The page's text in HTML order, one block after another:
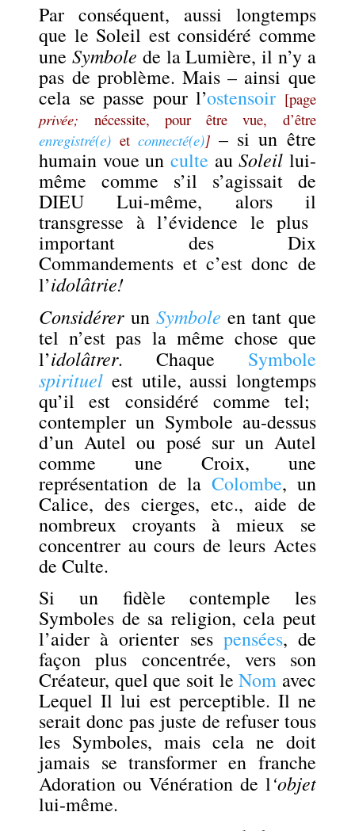
Par conséquent, aussi longtemps
que le Soleil est considéré comme
uneSymbole de la Lumière, il n’y a
pas de problème. Mais – ainsi que
cela se passe pour l’ostensoir [page
privée; nécessite, pour être vue, d’être
enregistré(e) et connecté(e)]– si un être
humain voue un culte auSoleil lui-
même comme s’il s’agissait de
DIEU Lui-même, alors il
transgresse à l’évidence le plus
important des Dix
Commandements et c’est donc de
l’idolâtrie!
Considérerun Symbole en tant que
tel n’est pas la même chose que
l’idolâtrer. Chaque Symbole
spirituel est utile, aussi longtemps
qu’il est considéré comme tel;
contempler un Symbole au-dessus
d’un Autel ou posé sur un Autel
comme une Croix, une
représentation de la Colombe, un
Calice, des cierges, etc., aide de
nombreux croyants à mieux se
concentrer au cours de leurs Actes
de Culte.
Si un fidèle contemple les
Symboles de sa religion, cela peut
l’aider à orienter ses pensées, de
façon plus concentrée, vers son
Créateur, quel que soit leNom avec
Lequel Il lui est perceptible. Il ne
serait donc pas juste de refuser tous
les Symboles, mais cela ne doit
jamais se transformer en franche
Adoration ou Vénération de l‘objet
lui-même.